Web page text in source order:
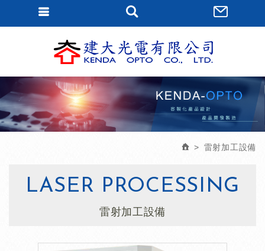
雷射加工設備
LASER PROCESSING
雷射加工設備
會員登入(燈箱)
加入會員
忘記密碼
密碼修改
會員登出
填寫匯款通知